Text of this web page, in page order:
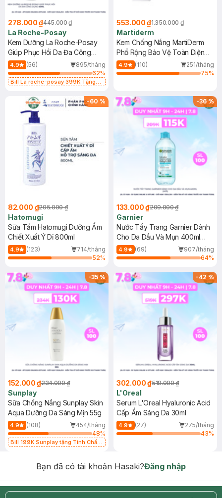
278.000 ₫445.000 ₫
La Roche-Posay
Kem Dưỡng La Roche-Posay
Giúp Phục Hồi Da Đa Công
Dụng 40ml
4.9 (56)
895/tháng
62%
Bill La roche-posay 399K Tặng
(SL có hạn)
553.000 ₫1.350.000 ₫
Martiderm
Kem Chống Nắng MartiDerm
Phổ Rộng Bảo Vệ Toàn Diện
40ml
4.9 (110)
251/tháng
75%
-60 %
82.000 ₫205.000 ₫
Hatomugi
Sữa Tắm Hatomugi Dưỡng Ẩm
Chiết Xuất Ý Dĩ 800ml
4.9 (123)
714/tháng
52%
-36%
133.000 ₫209.000 ₫
Garnier
Nước Tẩy Trang Garnier Dành
Cho Da Dầu Và Mụn 400ml
(Mới)
4.9 (69)
907/tháng
64%
-35%
152.000 ₫234.000 ₫
Sunplay
Sữa Chống Nắng Sunplay Skin
Aqua Dưỡng Da Sáng Mịn 55g
4.9 (108)
454/tháng
48%
Bill 199K Sunplay tặng Tinh Chất
-42%
302.000 ₫519.000 ₫
L'Oreal
Serum L'Oreal Hyaluronic Acid
Cấp Ẩm Sáng Da 30ml
4.9 (27)
275/tháng
43%
Bạn đã có tài khoản Hasaki?Đăng nhập